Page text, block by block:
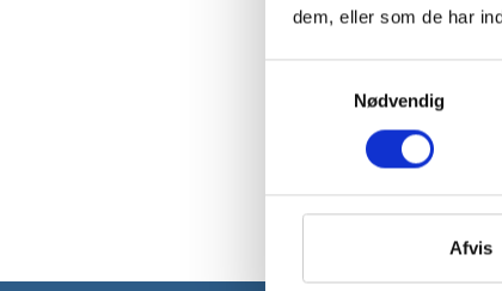
dem, eller som de har
Nødvendig
Afvis